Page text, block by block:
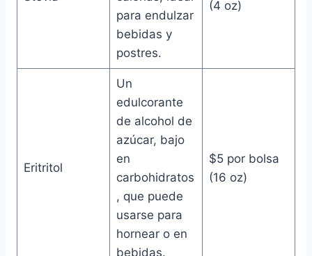
para endulzar
bebidas y
postres.
(4 oz)
Eritritol
Un
edulcorante
de alcohol de
azúcar, bajo
en
carbohidratos
, que puede
usarse para
hornear o en
bebidas.
$5 por bolsa
(16 oz)